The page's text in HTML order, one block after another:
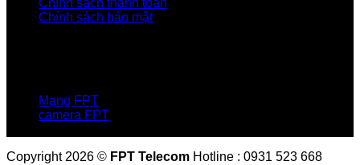
Chính sách thanh toán
Chính sách bảo mật
Mạng FPT
camera FPT
Copyright 2026 © FPT Telecom Hotline : 0931 523 668